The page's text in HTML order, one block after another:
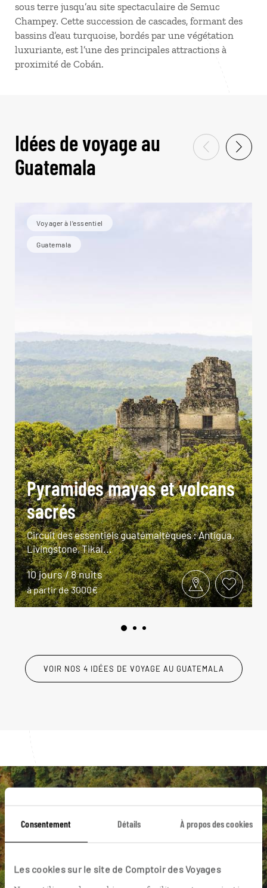
Consentement Détails À propos des cookies
Les cookies sur le site de Comptoir des Voyages
sous terre jusqu’au site spectaculaire de Semuc
Champey. Cette succession de cascades, formant des
bassins d’eau turquoise, bordés par une végétation
luxuriante, est l’une des principales attractions à
proximité de Cobán.
Idées de voyage au
Guatemala
Voyager à l’essentiel
Guatemala
Pyramides mayas et volcans
sacrés
Circuit des essentiels guatémaltèques : Antigua,
Livingstone, Tikal...
10 jours / 8 nuits
à partir de 3000€
VOIR NOS 4 IDÉES DE VOYAGE AU GUATEMALA
Luciole,
l'appli qui vous guide au
Guatemala
L’itinéraire vers votreposadaen 1